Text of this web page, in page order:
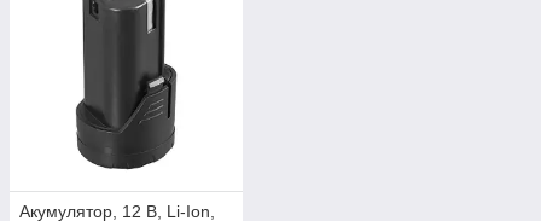
Акумулятор, 12 В, Li-Ion,